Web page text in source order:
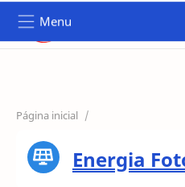
Menu
Página inicial
Energia